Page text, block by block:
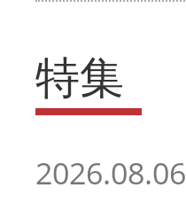
特集
2026.08.06